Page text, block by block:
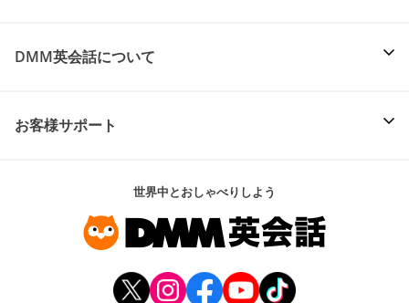
DMM英会話について
お客様サポート
世界中とおしゃべりしよう